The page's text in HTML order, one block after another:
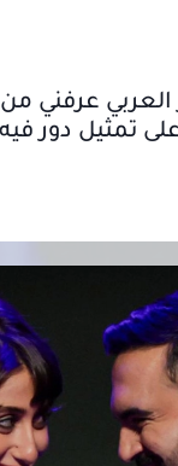
العربي عرفني
تمثيل دور